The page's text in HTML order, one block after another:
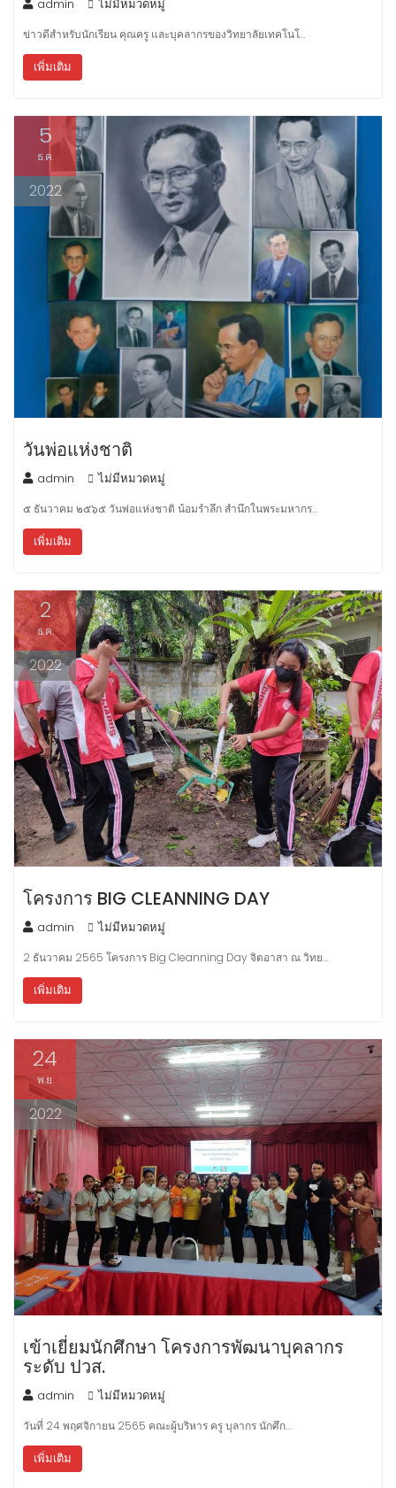
admin ไม่มีหมวดหมู่
ข่าวดีสำหรับนักเรียน คุณครู และบุคลากรของวิทยาลัยเทคโนโ…
เพิ่มเติม
5
ธ.ค.
2022
วันพ่อแห่งชาติ
admin ไม่มีหมวดหมู่
๕ ธันวาคม ๒๕๖๕ วันพ่อแห่งชาติ น้อมรำลึก สำนึกในพระมหากร…
เพิ่มเติม
2
ธ.ค.
2022
โครงการ BIG CLEANNING DAY
admin ไม่มีหมวดหมู่
2 ธันวาคม 2565 โครงการ Big Cleanning Day จิตอาสา ณ วิทย…
เพิ่มเติม
24
พ.ย.
2022
เข้าเยี่ยมนักศึกษา โครงการพัฒนาบุคลากร
ระดับ ปวส.
admin ไม่มีหมวดหมู่
วันที่ 24 พฤศจิกายน 2565 คณะผู้บริหาร ครู บุลากร นักศึก…
เพิ่มเติม